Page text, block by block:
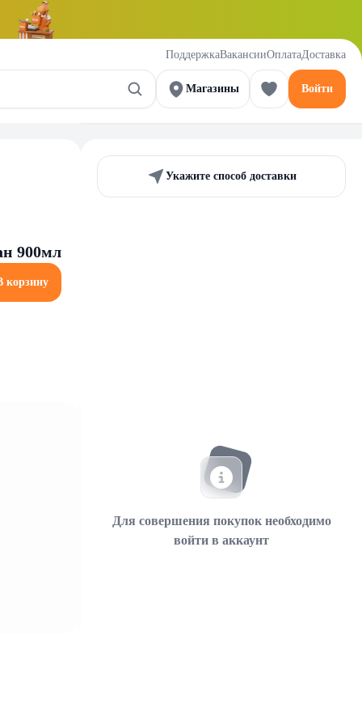
ПоддержкаВакансииОплатаДоставка
Магазины Войти
900мл
корзину
Укажите способ доставки
Для совершения покупок необходимо
войти в аккаунт